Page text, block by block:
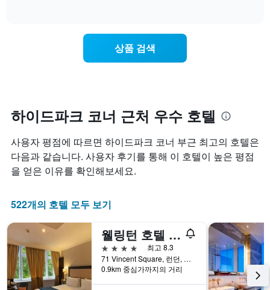
1
개
의
X
축
이
니
차
트
에
는
객
실
균
요
을
표
시
합
다.
차
트
에
는
요
일
을
상품 검색
하이드파크 코너 근처 우수 호텔
사용자 평점에 따르면 하이드파크 코너 부근 최고의 호텔은
다음과 같습니다. 사용자 후기를 통해 이 호텔이 높은 평점
을 얻은 이유를 확인해보세요.
522개의 호텔 모두 보기
웰링턴 호텔 바이 블루 오키드
4성급
최고 8.3
71 Vincent Square, 런던, 영국
0.9km 중심가까지의 거리